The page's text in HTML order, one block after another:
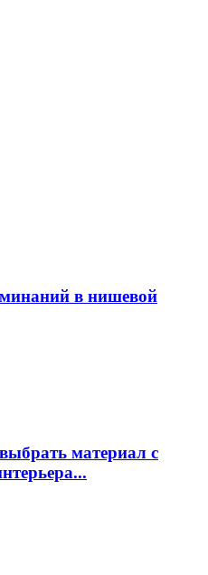
в нишевой
материал с